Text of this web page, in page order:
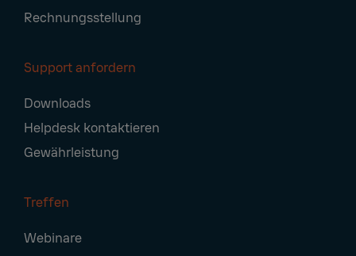
Rechnungsstellung
Support anfordern
Downloads
Helpdesk kontaktieren
Gewährleistung
Treffen
Webinare